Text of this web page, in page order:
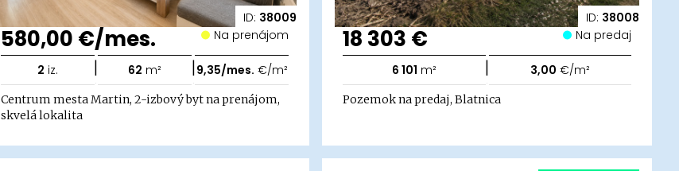
ID: 38009
580,00 €/mes. Na prenájom
2 iz. | 62 m² | 9,35/mes. €/m²
Centrum mesta Martin, 2-izbový byt na prenájom,
skvelá lokalita
ID: 38008
18 303 € Na predaj
6 101 m² | 3,00 €/m²
Pozemok na predaj, Blatnica